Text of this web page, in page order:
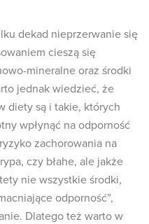
dekad nieprzerwanie się
cieszą się
mineralne oraz środki
jednak wiedzieć, że
diety są i takie, których
wpłynąć na odporność
zachorowania na
czy błahe, ale jakże
nie wszystkie środki,
odporność”,
Dlatego też warto w